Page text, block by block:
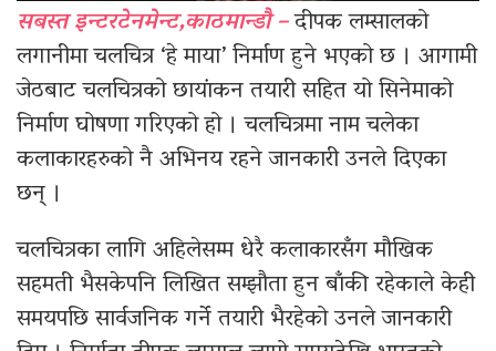
सबस्त इन्टरटेनमेन्ट,काठमान्डौ –दीपक लम्सालको
लगानीमा चलचित्र ‘हे माया’ निर्माण हुने भएको छ । आगामी
जेठबाट चलचित्रको छायांकन तयारी सहित यो सिनेमाको
निर्माण घोषणा गरिएको हो । चलचित्रमा नाम चलेका
कलाकारहरुको नै अभिनय रहने जानकारी उनले दिएका
छन् ।
चलचित्रका लागि अहिलेसम्म धेरै कलाकारसँग मौखिक
सहमती भैसकेपनि लिखित सम्झौता हुन बाँकी रहेकाले केही
समयपछि सार्वजनिक गर्ने तयारी भैरहेको उनले जानकारी